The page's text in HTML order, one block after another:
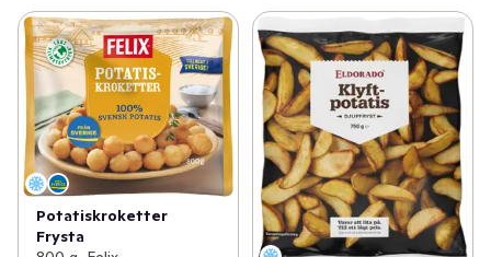
Potatiskroketter
Frysta